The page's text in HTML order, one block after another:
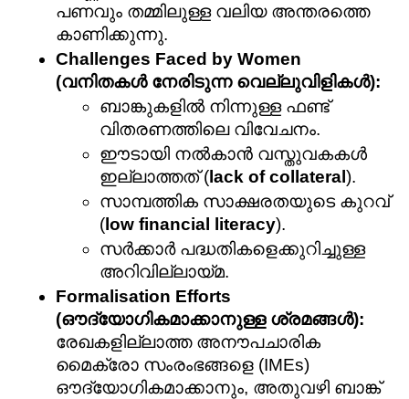
പണവും തമ്മിലുള്ള വലിയ അന്തരത്തെ
കാണിക്കുന്നു.
Challenges Faced by Women
(വനിതകൾ നേരിടുന്ന വെല്ലുവിളികൾ):
ബാങ്കുകളിൽ നിന്നുള്ള ഫണ്ട്
വിതരണത്തിലെ വിവേചനം.
ഈടായി നൽകാൻ വസ്തുവകകൾ
ഇല്ലാത്തത് ( lack of collateral).
സാമ്പത്തിക സാക്ഷരതയുടെ കുറവ്
( low financial literacy).
സർക്കാർ പദ്ധതികളെക്കുറിച്ചുള്ള
അറിവില്ലായ്മ.
Formalisation Efforts
(ഔദ്യോഗികമാക്കാനുള്ള ശ്രമങ്ങൾ):
രേഖകളില്ലാത്ത അനൗപചാരിക
മൈക്രോ സംരംഭങ്ങളെ (IMEs)
ഔദ്യോഗികമാക്കാനും, അതുവഴി ബാങ്ക്